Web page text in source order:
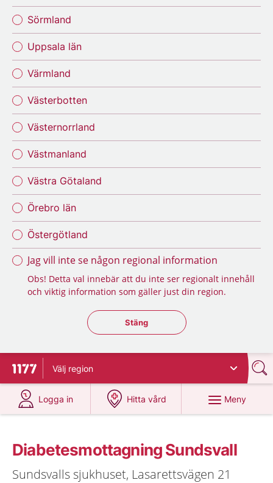
Sörmland
Uppsala län
Värmland
Västerbotten
Västernorrland
Västmanland
Västra Götaland
Örebro län
Östergötland
Jag vill inte se någon regional information
Obs! Detta val innebär att du inte ser regionalt innehåll
och viktig information som gäller just din region.
Stäng regionsväljaren
Stäng
Till startsidan för 1177
Välj region
Logga in
på 1177.se
Hitta vård
på 1177.se
Meny
Diabetesmottagning Sundsvall
Sundsvalls sjukhuset, Lasarettsvägen 21